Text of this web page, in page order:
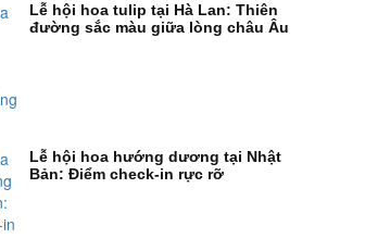
Lễ hội hoa tulip tại Hà Lan: Thiên
đường sắc màu giữa lòng châu Âu
Lễ hội hoa hướng dương tại Nhật
Bản: Điểm check-in rực rỡ